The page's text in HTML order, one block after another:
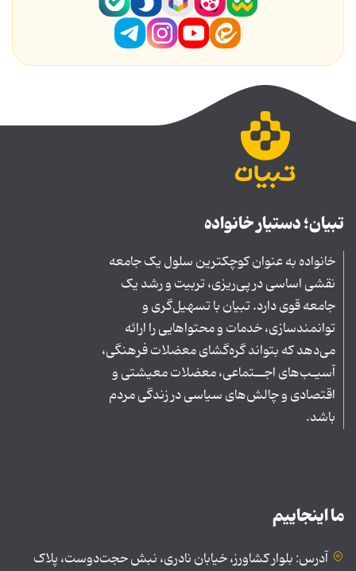
تبیان؛ دستیار خانواده
خانواده به عنوان کوچکترین سلول یک جامعه
نقشی اساسی در پی‌ریزی، تربیت و رشد یک
جامعه قوی دارد. تبیان با تسهیل‌گری و
توانمندسازی، خدمات و محتواهایی را ارائه
می‌دهد که بتواند گره‌گشای معضلات فرهنگی،
آسیـب‌های اجــتماعی، معضلات معیشتی و
اقتصادی و چالش‌های سیاسی در زندگی مردم
باشد.
ما اینجاییم
آدرس: بلوار کشاورز، خیابان نادری، نبش حجت‌دوست، پلاک